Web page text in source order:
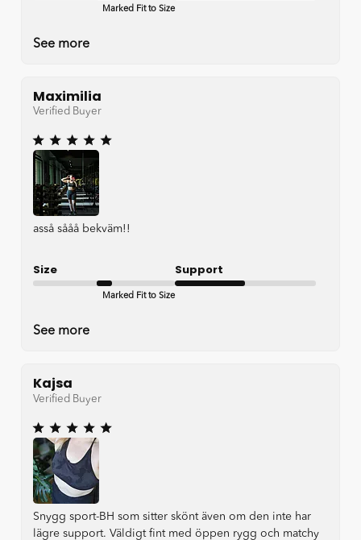
Marked Fit to Size
See more
Maximilia
Verified Buyer
asså sååå bekväm!!
Size
Marked Fit to Size
Support
See more
Kajsa
Verified Buyer
Snygg sport-BH som sitter skönt även om den inte har
lägre support. Väldigt fint med öppen rygg och matchy